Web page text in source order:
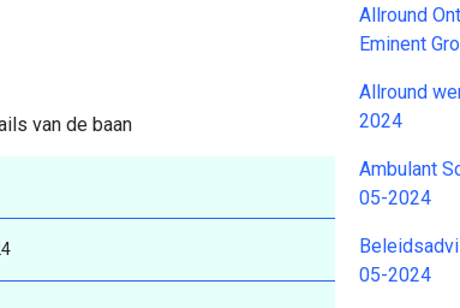
van de baan
Allround
Eminent
Allround
2024
Ambulant
05-2024
05-2024